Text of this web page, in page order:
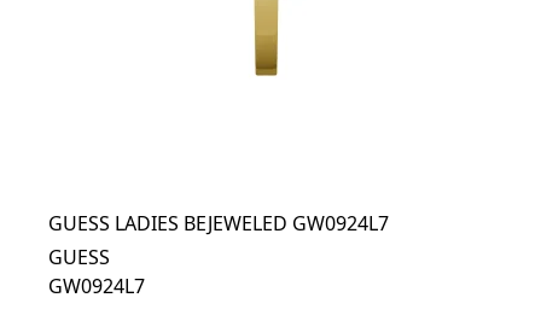
GUESS LADIES BEJEWELED GW0924L7
GUESS
GW0924L7